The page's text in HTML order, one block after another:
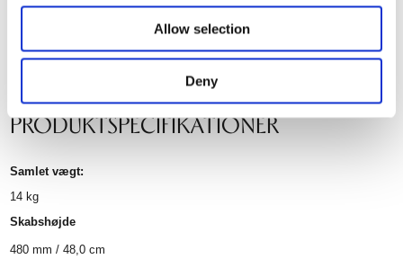
Allow selection
Deny
PRODUKTSPECIFIKATIONER
Samlet vægt:
14 kg
Skabshøjde
480 mm / 48,0 cm